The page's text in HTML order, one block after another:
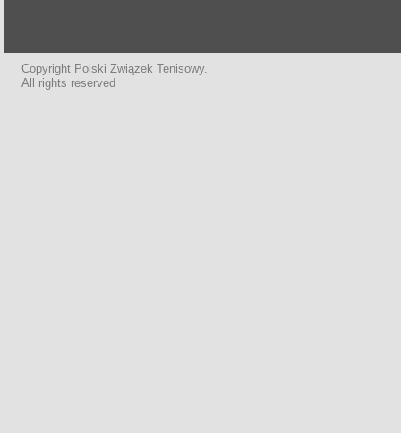
Copyright Polski Związek Tenisowy.
All rights reserved